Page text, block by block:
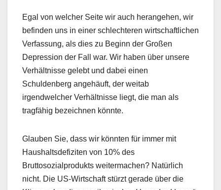
Egal von welcher Seite wir auch herangehen, wir
befinden uns in einer schlechteren wirtschaftlichen
Verfassung, als dies zu Beginn der Großen
Depression der Fall war. Wir haben über unsere
Verhältnisse gelebt und dabei einen
Schuldenberg angehäuft, der weitab
irgendwelcher Verhältnisse liegt, die man als
tragfähig bezeichnen könnte.
Glauben Sie, dass wir könnten für immer mit
Haushaltsdefiziten von 10% des
Bruttosozialprodukts weitermachen? Natürlich
nicht. Die US-Wirtschaft stürzt gerade über die